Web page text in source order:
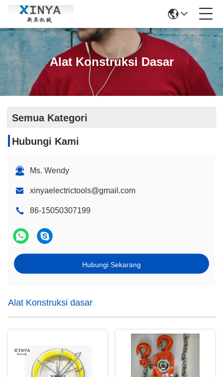
Alat Konstruksi Dasar
Semua Kategori
Hubungi Kami
Ms. Wendy
xinyaelectrictools@gmail.com
86-15050307199
Hubungi Sekarang
Alat Konstruksi dasar